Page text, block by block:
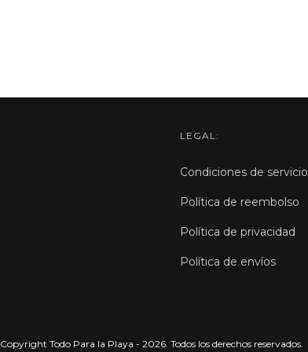
LEGAL:
Condiciones de servicio
Política de reembolso
Política de privacidad
Política de envíos
Copyright Todo Para la Playa - 2026. Todos los derechos reservados.